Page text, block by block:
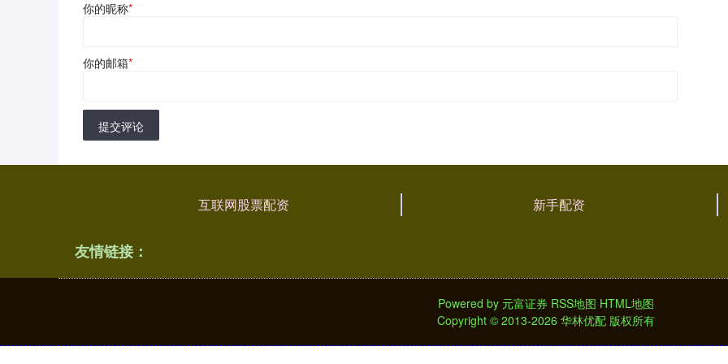
你的昵称*
你的邮箱*
提交评论
互联网股票配资 新手配资
友情链接：
Powered by 元富证券 RSS地图 HTML地图
Copyright © 2013-2026 华林优配 版权所有